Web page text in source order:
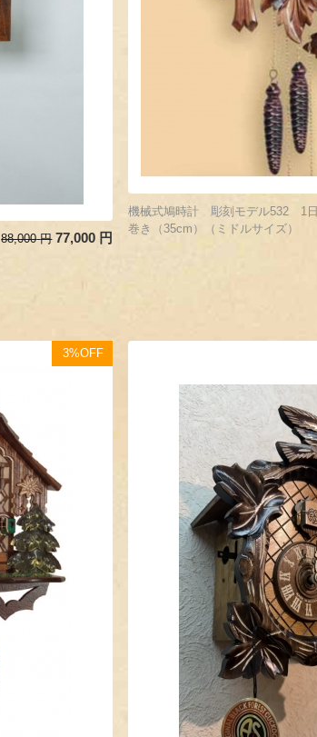
88,000 円 77,000 円
機械式鳩時計 彫刻モデル532 1日
巻き（35cm）（ミドルサイズ）
3%OFF